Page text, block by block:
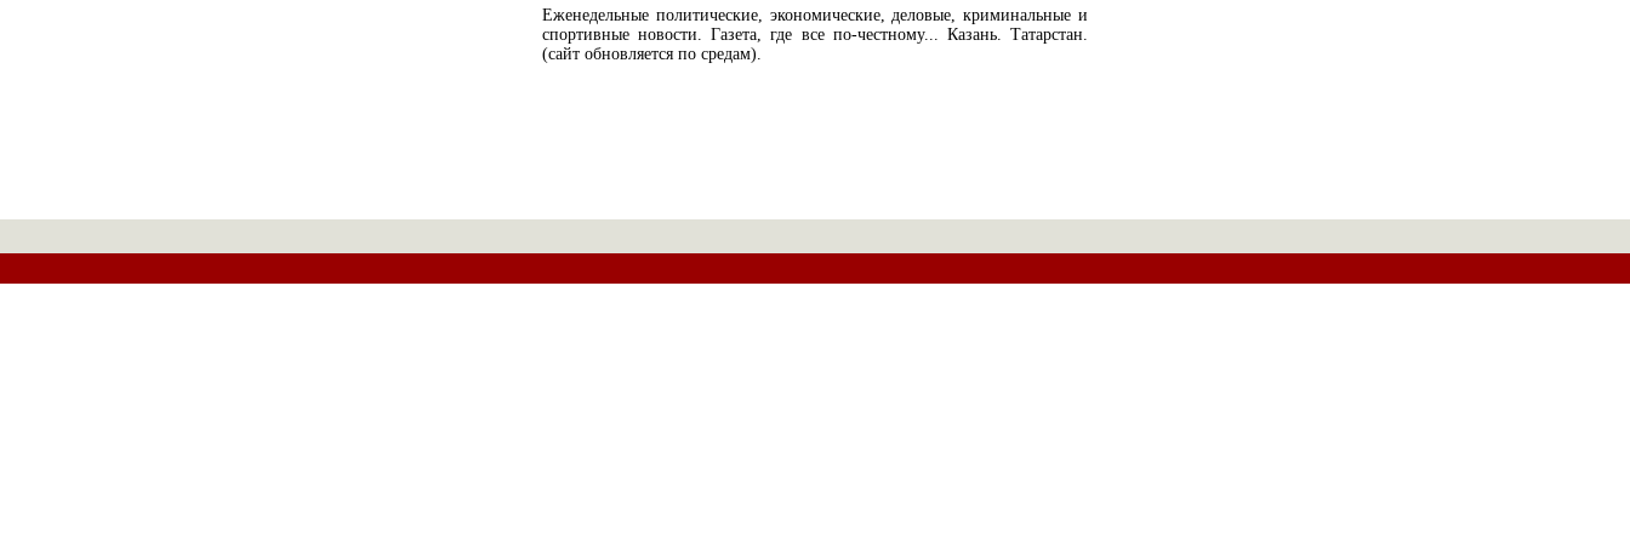
Еженедельные политические, экономические, деловые, криминальные и
спортивные новости. Газета, где все по-честному... Казань. Татарстан.
(сайт обновляется по средам).